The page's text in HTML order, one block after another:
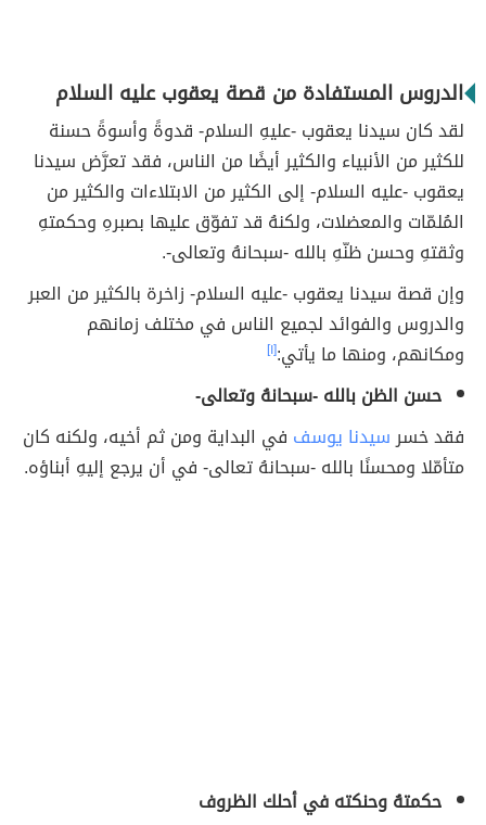
الدروس المستفادة من قصة يعقوب عليه السلام
لقد كان سيدنا يعقوب -عليهِ السلام- قدوةً وأسوةً حسنة
للكثير من الأنبياء والكثير أيضًا من الناس، فقد تعرَّض سيدنا
يعقوب -عليه السلام- إلى الكثير من الابتلاءات والكثير من
المُلمّات والمعضلات، ولكنهُ قد تفوّق عليها بصبرهِ وحكمتهِ
وثقتهِ وحسن ظنّهِ بالله -سبحانهُ وتعالى-.
وإن قصة سيدنا يعقوب -عليه السلام- زاخرة بالكثير من العبر
والدروس والفوائد لجميع الناس في مختلف زمانهم
ومكانهم، ومنها ما يأتي:[١]
حسن الظن بالله -سبحانهُ وتعالى-
فقد خسرسيدنا يوسف في البداية ومن ثم أخيه، ولكنه كان
متأمّلا ومحسنًا بالله -سبحانهُ تعالى- في أن يرجع إليهِ أبناؤه.
حكمتهُ وحنكته في أحلك الظروف